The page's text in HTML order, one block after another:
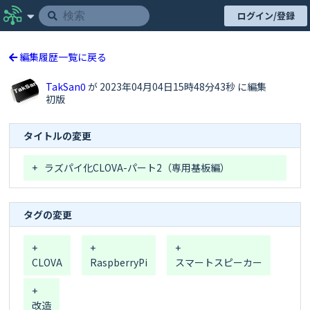
ログイン/登録
編集履歴一覧に戻る
TakSan0が 2023年04月04日15時48分43秒 に編集
初版
タイトルの変更
+ ラズパイ化CLOVA-パート2（専用基板編）
タグの変更
+
CLOVA
+
RaspberryPi
+
スマートスピーカー
+
改造